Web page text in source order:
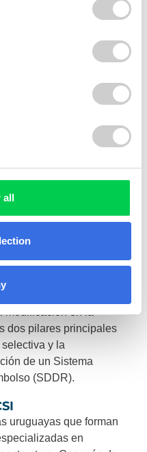
all
un reciclaje
consumidores y el
de depósitos
y compromiso para
para recolectar y
con la normativa
establecidas por
modificación en la
dos pilares principales
y la
de un Sistema
(SDDR).
uruguayas que forman
en